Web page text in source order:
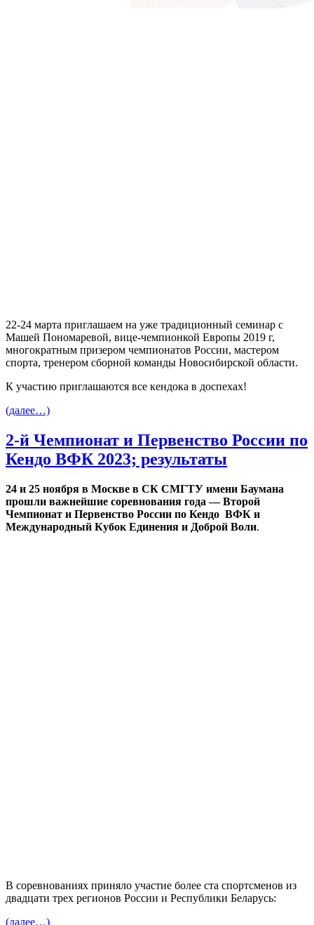
22-24 марта приглашаем на уже традиционный семинар с
Машей Пономаревой, вице-чемпионкой Европы 2019 г,
многократным призером чемпионатов России, мастером
спорта, тренером сборной команды Новосибирской области.
К участию приглашаются все кендока в доспехах!
(далее…)
2-й Чемпионат и Первенство России по
Кендо ВФК 2023; результаты
24 и 25 ноября в Москве в СК СМГТУ имени Баумана
прошли важнейшие соревнования года — Второй
Чемпионат и Первенство России по Кендо ВФК и
Международный Кубок Единения и Доброй Воли.
В соревнованиях приняло участие более ста спортсменов из
двадцати трех регионов России и Республики Беларусь:
(далее…)